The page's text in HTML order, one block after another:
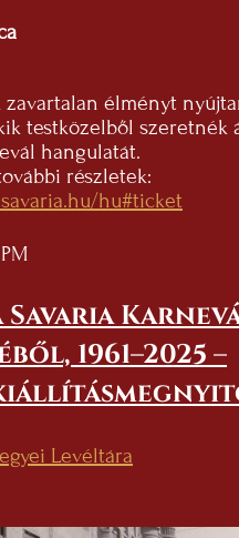
élményt
testközelből szeretnék
hangulatát.
részletek:
hu#ticket
Savaria
1961–2025 –
Levéltára